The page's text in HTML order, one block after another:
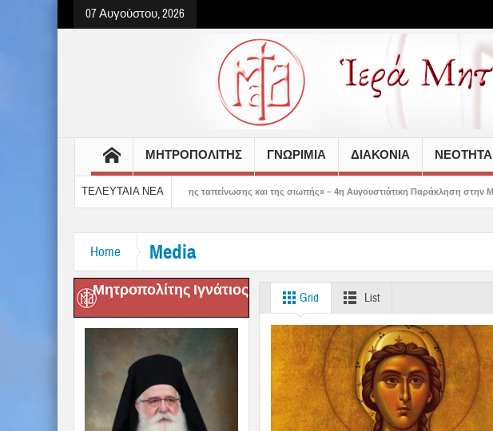
07 Αυγούστου, 2026
ΜΗΤΡΟΠΟΛΙΤΗΣ ΓΝΩΡΙΜΙΑ ΔΙΑΚΟΝΙΑ ΝΕΟΤΗΤΑ
ΤΕΛΕΥΤΑΙΑ ΝΕΑ
τον δρόμο της ταπείνωσης και της σιωπής» – 4η Αυγουστιάτικη Παράκληση στην Μεταμόρφωση Βόλου
Home Media
Μητροπολίτης Ιγνάτιος Grid List